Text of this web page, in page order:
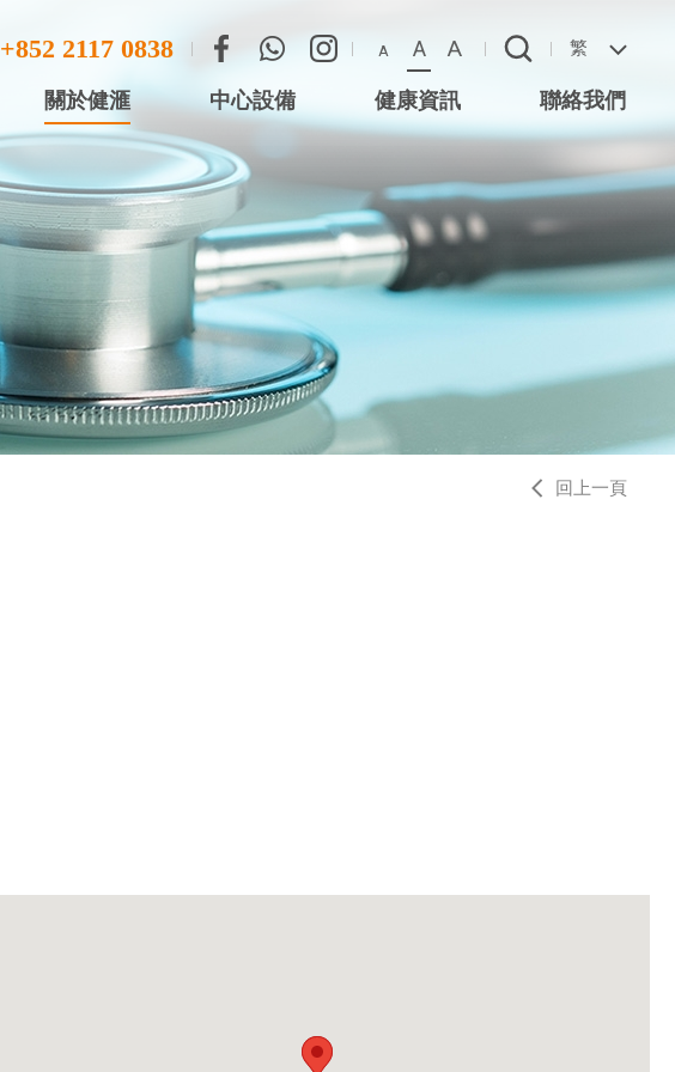
+852 2117 0838 A A A 繁
關於健滙
健滙眼科 (尖沙咀星光行)
健滙專科中心 (尖沙咀星光
行)
健滙專科中心 (將軍澳)
健滙專科中心 (西灣河)
盈健綜合醫務中心 (元朗)
中心設備 健康資訊 聯絡我們
聯絡方法
惡劣天氣安排
回上一頁